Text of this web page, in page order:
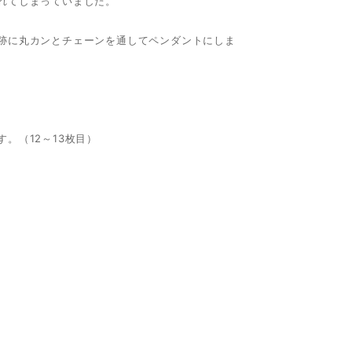
丸カンとチェーンを通してペンダントにしま
（12～13枚目）